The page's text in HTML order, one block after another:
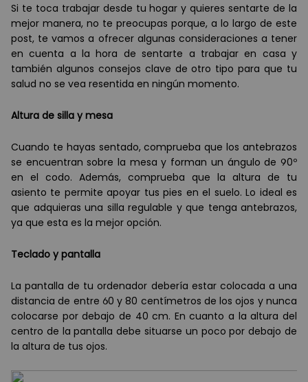
Si te toca trabajar desde tu hogar y quieres sentarte de la
mejor manera, no te preocupas porque, a lo largo de este
post, te vamos a ofrecer algunas consideraciones a tener
en cuenta a la hora de sentarte a trabajar en casa y
también algunos consejos clave de otro tipo para que tu
salud no se vea resentida en ningún momento.
Altura de silla y mesa
Cuando te hayas sentado, comprueba que los antebrazos
se encuentran sobre la mesa y forman un ángulo de 90º
en el codo. Además, comprueba que la altura de tu
asiento te permite apoyar tus pies en el suelo. Lo ideal es
que adquieras una silla regulable y que tenga antebrazos,
ya que esta es la mejor opción.
Teclado y pantalla
La pantalla de tu ordenador debería estar colocada a una
distancia de entre 60 y 80 centímetros de los ojos y nunca
colocarse por debajo de 40 cm. En cuanto a la altura del
centro de la pantalla debe situarse un poco por debajo de
la altura de tus ojos.